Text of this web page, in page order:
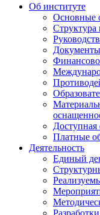
Об институте
Основные
Структура
Документы
Доступная
Платные
Деятельность
Единый